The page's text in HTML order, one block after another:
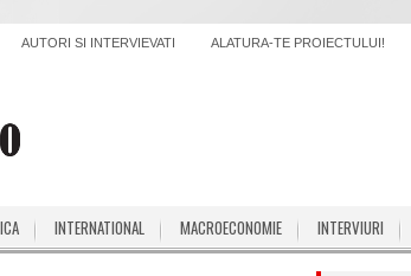
AUTORI SI INTERVIEVATI ALATURA-TE PROIECTULUI!
INTERNATIONAL MACROECONOMIE INTERVIURI